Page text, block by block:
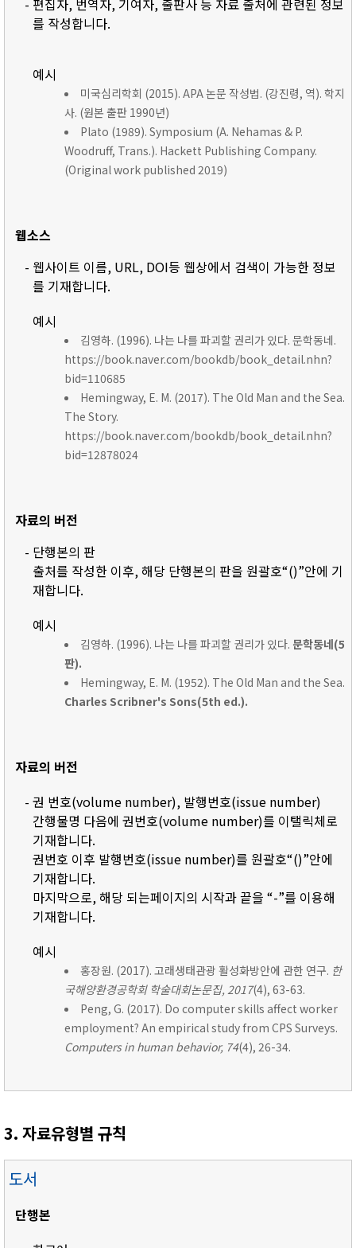
- 편집자, 번역자, 기여자, 출판사 등 자료 출처에 관련된 정보
를 작성합니다.
예시
미국심리학회 (2015). APA 논문 작성법. (강진령, 역). 학지
사. (원본 출판 1990년)
Plato (1989). Symposium (A. Nehamas & P.
Woodruff, Trans.). Hackett Publishing Company.
(Original work published 2019)
웹소스
- 웹사이트 이름, URL, DOI등 웹상에서 검색이 가능한 정보
를 기재합니다.
예시
김영하. (1996). 나는 나를 파괴할 권리가 있다. 문학동네.
https://book.naver.com/bookdb/book_detail.nhn?
bid=110685
Hemingway, E. M. (2017). The Old Man and the Sea.
The Story.
https://book.naver.com/bookdb/book_detail.nhn?
bid=12878024
자료의 버전
- 단행본의 판
출처를 작성한 이후, 해당 단행본의 판을 원괄호“()”안에 기
재합니다.
예시
김영하. (1996). 나는 나를 파괴할 권리가 있다. 문학동네(5
판).
Hemingway, E. M. (1952). The Old Man and the Sea.
Charles Scribner's Sons(5th ed.).
자료의 버전
- 권 번호(volume number), 발행번호(issue number)
간행물명 다음에 권번호(volume number)를 이탤릭체로
기재합니다.
권번호 이후 발행번호(issue number)를 원괄호“()”안에
기재합니다.
마지막으로, 해당 되는페이지의 시작과 끝을 “-”를 이용해
기재합니다.
예시
홍장원. (2017). 고래생태관광 활성화방안에 관한 연구. 한
국해양환경공학회 학술대회논문집, 2017(4), 63-63.
Peng, G. (2017). Do computer skills affect worker
employment? An empirical study from CPS Surveys.
Computers in human behavior, 74(4), 26-34.
3. 자료유형별 규칙
도서
단행본